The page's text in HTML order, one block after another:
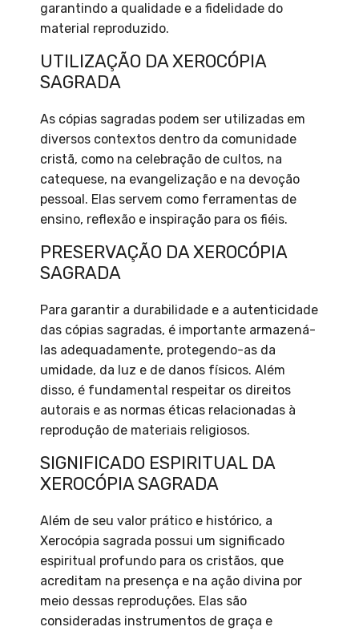
garantindo a qualidade e a fidelidade do
material reproduzido.
UTILIZAÇÃO DA XEROCÓPIA
SAGRADA
As cópias sagradas podem ser utilizadas em
diversos contextos dentro da comunidade
cristã, como na celebração de cultos, na
catequese, na evangelização e na devoção
pessoal. Elas servem como ferramentas de
ensino, reflexão e inspiração para os fiéis.
PRESERVAÇÃO DA XEROCÓPIA
SAGRADA
Para garantir a durabilidade e a autenticidade
das cópias sagradas, é importante armazená-
las adequadamente, protegendo-as da
umidade, da luz e de danos físicos. Além
disso, é fundamental respeitar os direitos
autorais e as normas éticas relacionadas à
reprodução de materiais religiosos.
SIGNIFICADO ESPIRITUAL DA
XEROCÓPIA SAGRADA
Além de seu valor prático e histórico, a
Xerocópia sagrada possui um significado
espiritual profundo para os cristãos, que
acreditam na presença e na ação divina por
meio dessas reproduções. Elas são
consideradas instrumentos de graça e